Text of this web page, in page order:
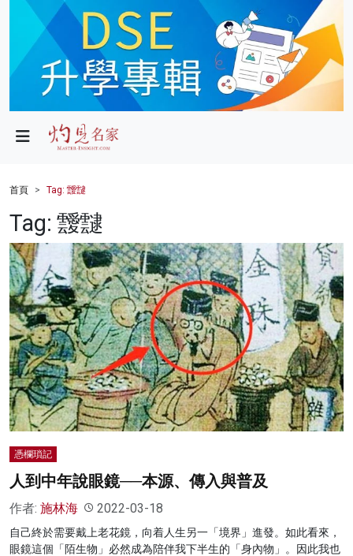
政局
財經
健康
商業
科技
影片
名家榜
灼見活動
首頁 Tag: 靉靆
Tag: 靉靆
憑欄瑣記
人到中年說眼鏡──本源、傳入與普及
作者: 施林海 2022-03-18
自己終於需要戴上老花鏡，向着人生另一「境界」進發。如此看來，
眼鏡這個「陌生物」必然成為陪伴我下半生的「身內物」。因此我也